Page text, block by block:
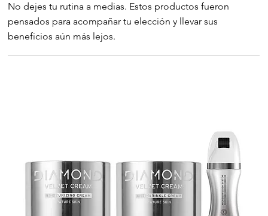
No dejes tu rutina a medias. Estos productos fueron
pensados para acompañar tu elección y llevar sus
beneficios aún más lejos.